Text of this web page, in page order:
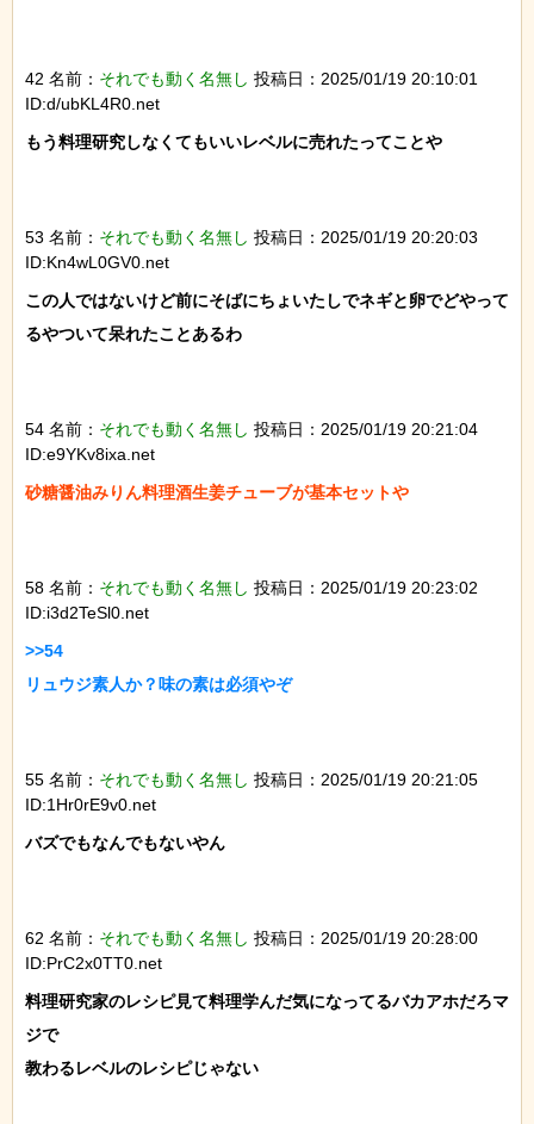
42 名前： それでも動く名無し 投稿日：2025/01/19 20:10:01
ID:d/ubKL4R0.net
もう料理研究しなくてもいいレベルに売れたってことや
53 名前： それでも動く名無し 投稿日：2025/01/19 20:20:03
ID:Kn4wL0GV0.net
この人ではないけど前にそばにちょいたしでネギと卵でどやって
るやついて呆れたことあるわ
54 名前： それでも動く名無し 投稿日：2025/01/19 20:21:04
ID:e9YKv8ixa.net
砂糖醤油みりん料理酒生姜チューブが基本セットや
58 名前： それでも動く名無し 投稿日：2025/01/19 20:23:02
ID:i3d2TeSl0.net
>>54
リュウジ素人か？味の素は必須やぞ
55 名前： それでも動く名無し 投稿日：2025/01/19 20:21:05
ID:1Hr0rE9v0.net
バズでもなんでもないやん
62 名前： それでも動く名無し 投稿日：2025/01/19 20:28:00
ID:PrC2x0TT0.net
料理研究家のレシピ見て料理学んだ気になってるバカアホだろマ
ジで
教わるレベルのレシピじゃない